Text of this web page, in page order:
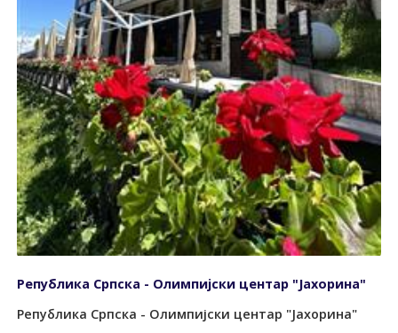
Република Српска - Олимпијски центар "Јахорина"
Република Српска - Олимпијски центар "Јахорина"